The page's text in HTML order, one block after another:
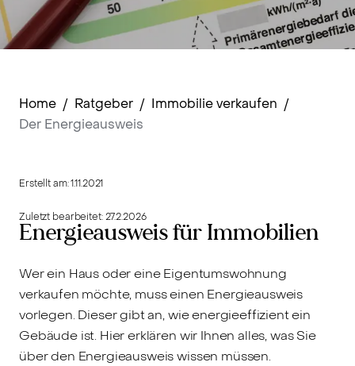
Home / Ratgeber / Immobilie verkaufen /
Der Energieausweis
Erstellt am:1.11.2021
Zuletzt bearbeitet:27.2.2026
Energieausweis für Immobilien
Wer ein Haus oder eine Eigentumswohnung
verkaufen möchte, muss einen Energieausweis
vorlegen. Dieser gibt an, wie energieeffizient ein
Gebäude ist. Hier erklären wir Ihnen alles, was Sie
über den Energieausweis wissen müssen.